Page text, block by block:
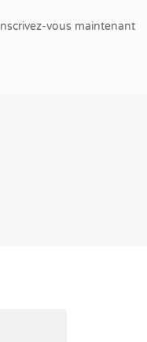
Inscrivez-vous maintenant